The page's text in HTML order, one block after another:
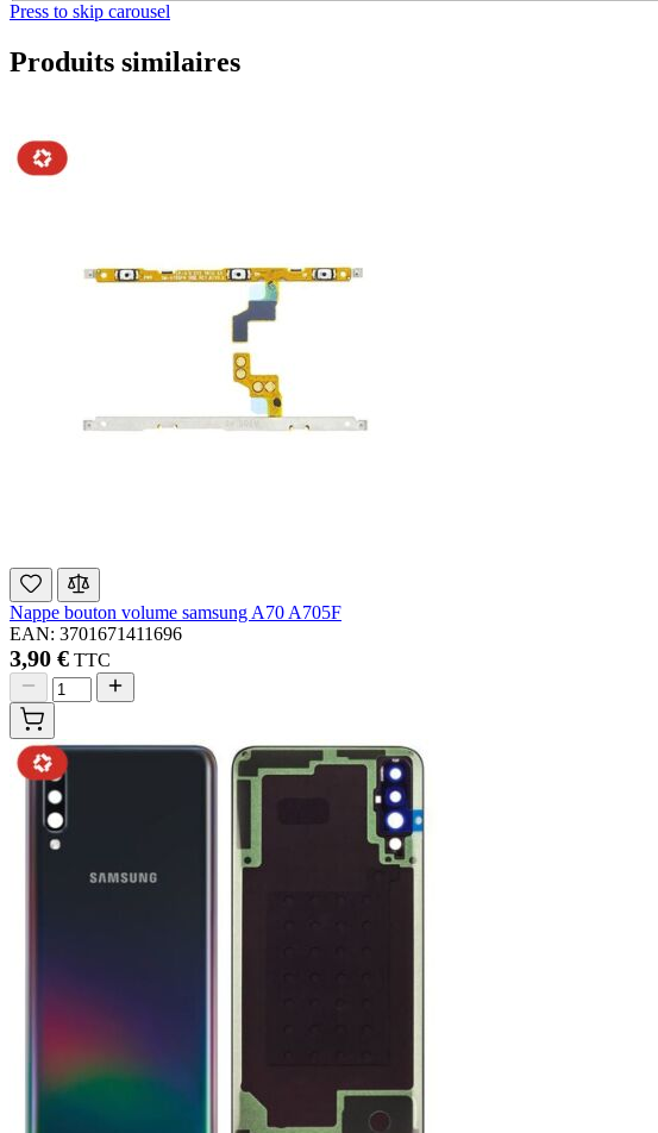
Press to skip carousel
Produits similaires
Nappe bouton volume samsung A70 A705F
EAN: 3701671411696
3,90 € TTC